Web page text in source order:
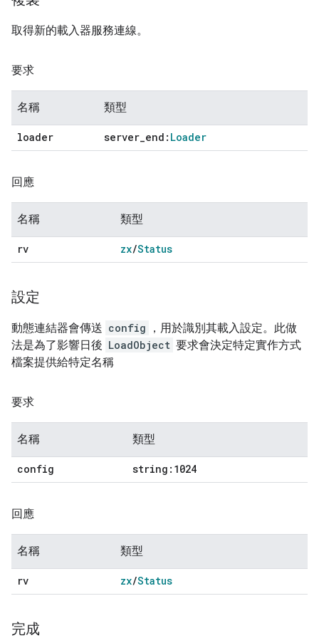
取得新的載入器服務連線。
要求
名稱 類型
loader server_end: Loader
回應
名稱 類型
rv zx/Status
設定
動態連結器會傳送 config
，用於識別其載入設定。此做
法是為了影響日後 LoadObject 要求會決定特定實作方式
檔案提供給特定名稱
要求
名稱 類型
config string:1024
回應
名稱 類型
rv zx/Status
完成